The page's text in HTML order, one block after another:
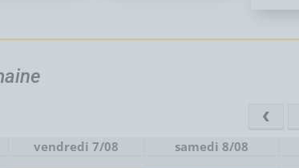
vendredi 7/08 samedi 8/08